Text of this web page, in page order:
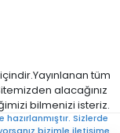
tüm
alacağınız
bilmenizi isteriz.
Sizlerde
bizimle iletişime